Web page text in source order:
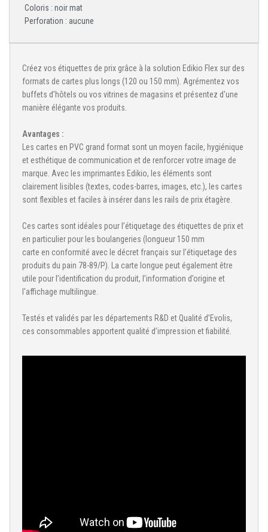
Coloris : noir mat
Perforation : aucune
Créez vos étiquettes de prix grâce à la solution Edikio Flex sur des
formats de cartes plus longs (120 ou 150 mm). Agrémentez vos
buffets d’hôtels ou vos vitrines de magasins et présentez d'une
manière élégante vos produits.
Avantages :
Les cartes en PVC grand format sont un moyen facile, hygiénique
et esthétique de communication et de renforcer votre image de
marque. Avec les imprimantes Edikio, les éléments sont
clairement lisibles (textes, codes-barres, images, etc.), les cartes
sont flexibles et faciles à insérer dans les rails de prix étagère.
Ces cartes sont idéales pour l’étiquetage des étiquettes de prix et
en particulier pour les boulangeries (longueur 150 mm
carte en conformité avec le décret français sur l’étiquetage des
produits du pain 78-89/P). La carte longue peut également être
utile pour l’identification du produit, l’information d’origine et
l'affichage multilingue.
Testés et validés par les départements R&D et Qualité d’Evolis,
ces consommables apportent qualité d’impression et fiabilité.